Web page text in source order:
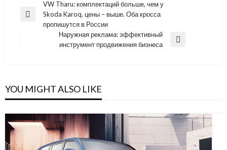
Навигация
по
Previous
VW Tharu: комплектаций больше, чем у
Skoda Karoq, цены – выше. Оба кросса
пропишутся в России
Наружная реклама: эффективный
инструмент продвижения бизнеса
YOU MIGHT ALSO LIKE